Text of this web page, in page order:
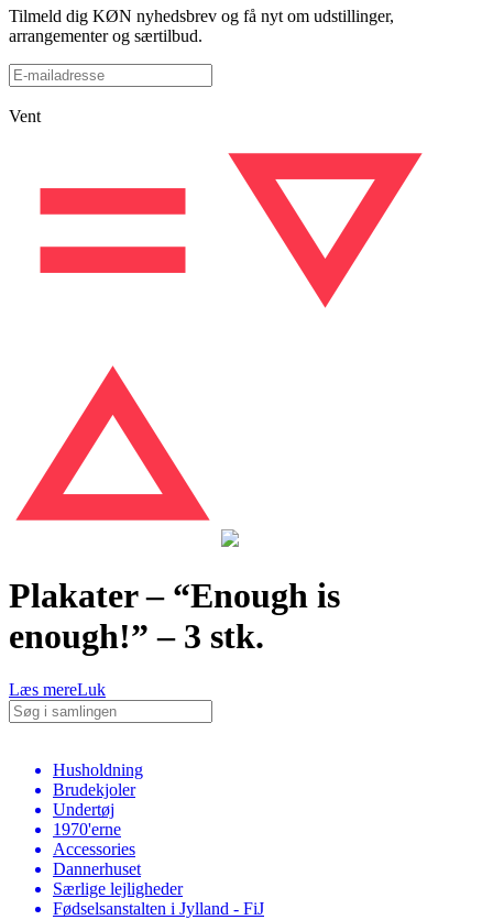
Tilmeld dig KØN nyhedsbrev og få nyt om udstillinger,
arrangementer og særtilbud.
Vent
Plakater – “Enough is
enough!” – 3 stk.
Læs mereLuk
Husholdning
Brudekjoler
Undertøj
1970'erne
Accessories
Dannerhuset
Særlige lejligheder
Fødselsanstalten i Jylland - FiJ